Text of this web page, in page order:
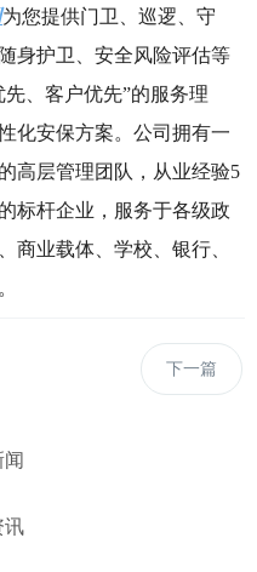
为您提供门卫、巡逻、守
身护卫、安全风险评估等
、客户优先”的服务理
化安保方案。公司拥有一
高层管理团队，从业经验5
标杆企业，服务于各级政
商业载体、学校、银行、
下一篇
讯